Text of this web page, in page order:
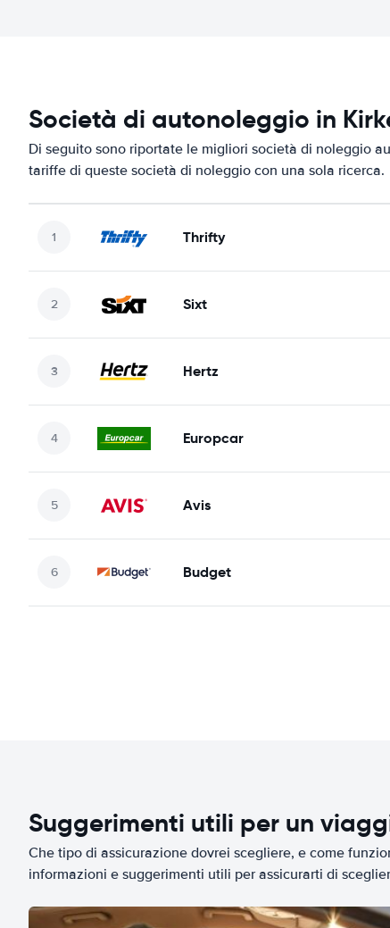
Società di autonoleggio in
Di seguito sono riportate le migliori società di noleggio
tariffe di queste società di noleggio con una sola ricerca.
Thrifty
Sixt
Hertz
Europcar
Avis
Budget
Suggerimenti utili per un
Che tipo di assicurazione dovrei scegliere, e come
informazioni e suggerimenti utili per assicurarti di